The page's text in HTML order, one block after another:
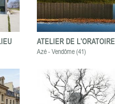
ATELIER DE L'ORATOIRE
Azé - Vendôme (41)